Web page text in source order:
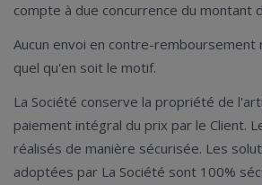
compte à due concurrence du montant
Aucun envoi en contre-remboursement
quel qu'en soit le motif.
La Société conserve la propriété de
paiement intégral du prix par le Client.
réalisés de manière sécurisée. Les
adoptées par La Société sont 100%